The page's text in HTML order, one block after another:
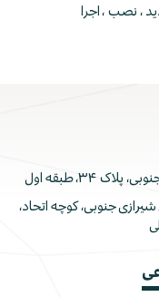
، نصب ، اجرا
۳۴، طبقه اول
شیرازی جنوبی، کوچه اتحاد،